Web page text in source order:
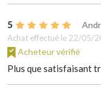
5
Achat effectué le 22/05/
Acheteur vérifié
Plus que satisfaisant